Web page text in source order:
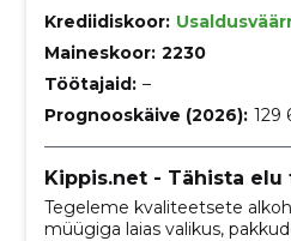
Krediidiskoor:
Maineskoor: 2230
Töötajaid: –
Prognooskäive (2026): 129
Kippis.net - Tähista elu
Tegeleme kvaliteetsete
müügiga laias valikus,